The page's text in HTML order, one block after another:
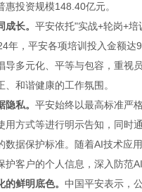
投资规模148.40亿元。
长。 平安依托"实战+轮岗+
年，平安各项培训投入金额
导多元化、平等与包容，重视
和谐健康的工作氛围。
私。 平安始终以最高标准严
用方式等进行明示告知，同时
数据保护标准。随着AI技术应
客户的个人信息，深入防范AI
鲜明底色。 中国平安表示，